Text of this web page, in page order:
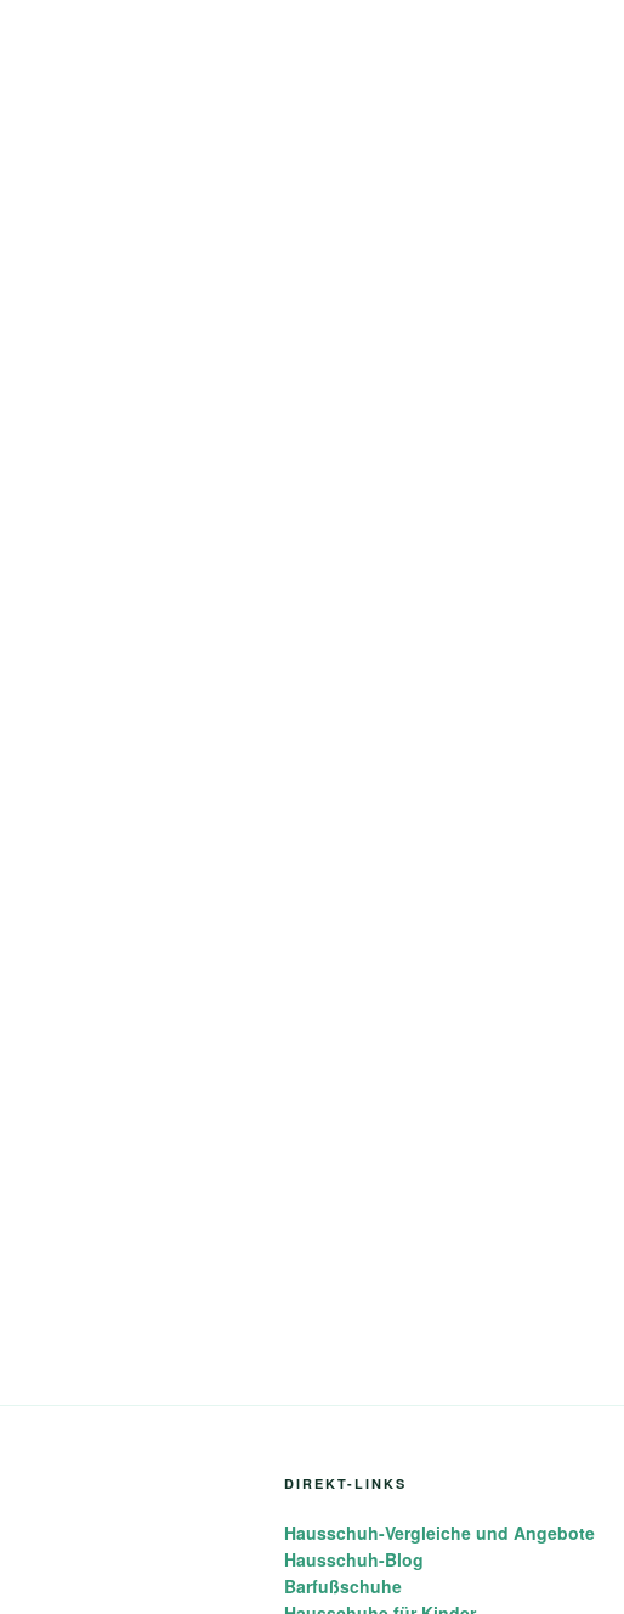
DIREKT-LINKS
Hausschuh-Vergleiche und Angebote
Hausschuh-Blog
Barfußschuhe